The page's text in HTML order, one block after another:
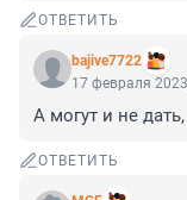
ОТВЕТИТЬ
bajive7722
17 февраля
А могут и не
ОТВЕТИТЬ